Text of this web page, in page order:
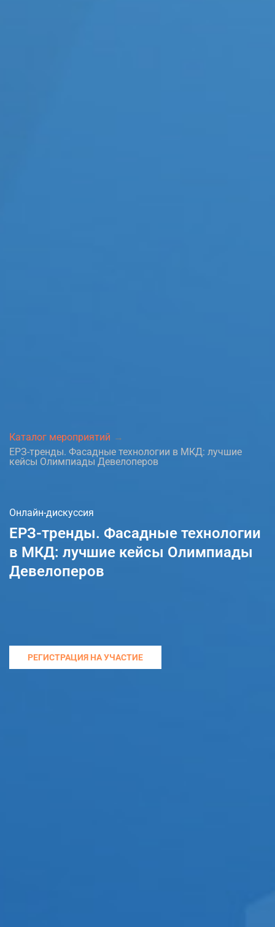
Каталог мероприятий
ЕРЗ-тренды. Фасадные технологии в МКД: лучшие
кейсы Олимпиады Девелоперов
Онлайн-дискуссия
ЕРЗ-тренды. Фасадные технологии
в МКД: лучшие кейсы Олимпиады
Девелоперов
РЕГИСТРАЦИЯ НА УЧАСТИЕ